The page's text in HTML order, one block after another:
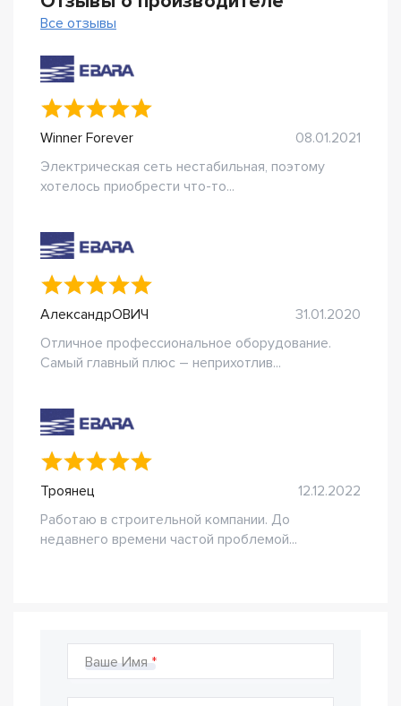
Все отзывы
Winner Forever
08.01.2021
Электрическая сеть нестабильная, поэтому
хотелось приобрести что-то...
АлександрОВИЧ
31.01.2020
Отличное профессиональное оборудование.
Самый главный плюс – неприхотлив...
Троянец
12.12.2022
Работаю в строительной компании. До
недавнего времени частой проблемой...
Ваше Имя